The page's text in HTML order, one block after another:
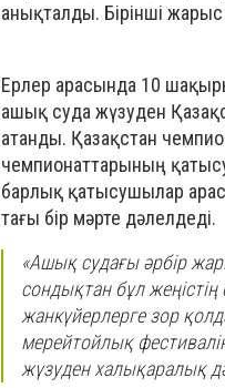
анықталды. Бірінші
Ерлер арасында 10
ашық суда жүзуден
атанды. Қазақстан
чемпионаттарының
барлық қатысушылар
тағы бір мәрте дәлелдеді.
«Ашық судағы әрбір
сондықтан бұл
жанкүйерлерге зор
мерейтойлық
жүзуден халықаралық